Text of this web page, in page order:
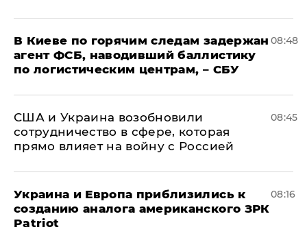
В Киеве по горячим следам задержан
агент ФСБ, наводивший баллистику
по логистическим центрам, – СБУ
08:48
США и Украина возобновили
сотрудничество в сфере, которая
прямо влияет на войну с Россией
08:45
Украина и Европа приблизились к
созданию аналога американского ЗРК
Patriot
08:16